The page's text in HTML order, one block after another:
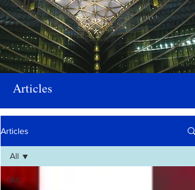
Articles
Articles
All
All